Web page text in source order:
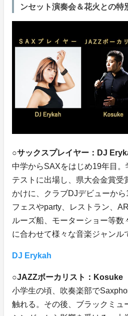
ンセット演奏会＆花火との特
○サックスプレイヤー：DJ
中学からSAXをはじめ19年目
テストに出場し、県大会金賞受
かけに、クラブDJデビューか
フェスやparty、レストラン、
ルーズ船、モーターショー等数
に合わせて様々な音楽ジャンル
DJ Erykah
○JAZZボーカリスト：Kosuke
小学生の頃、吹奏楽部で
触れる。その後、ブラックミュ